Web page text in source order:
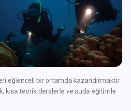
eğlenceli bir ortamda kazandırmaktır.
kısa teorik derslerle ve suda eğitimle